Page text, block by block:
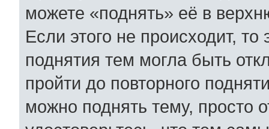
можете «поднять» её в
Если этого не происходит, то
поднятия тем могла быть
пройти до повторного
можно поднять тему, просто